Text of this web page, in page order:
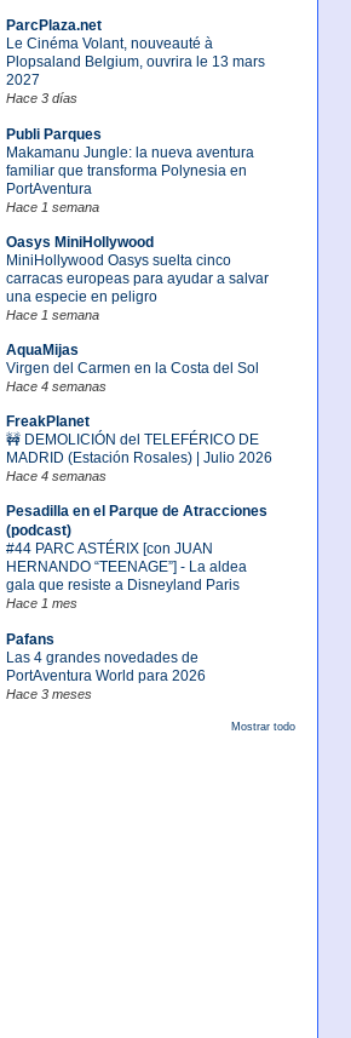
ParcPlaza.net
Le Cinéma Volant, nouveauté à
Plopsaland Belgium, ouvrira le 13 mars
2027
Hace 3 días
Publi Parques
Makamanu Jungle: la nueva aventura
familiar que transforma Polynesia en
PortAventura
Hace 1 semana
Oasys MiniHollywood
MiniHollywood Oasys suelta cinco
carracas europeas para ayudar a salvar
una especie en peligro
Hace 1 semana
AquaMijas
Virgen del Carmen en la Costa del Sol
Hace 4 semanas
FreakPlanet
🚧 DEMOLICIÓN del TELEFÉRICO DE
MADRID (Estación Rosales) | Julio 2026
Hace 4 semanas
Pesadilla en el Parque de Atracciones
(podcast)
#44 PARC ASTÉRIX [con JUAN
HERNANDO “TEENAGE”] - La aldea
gala que resiste a Disneyland Paris
Hace 1 mes
Pafans
Las 4 grandes novedades de
PortAventura World para 2026
Hace 3 meses
Mostrar todo